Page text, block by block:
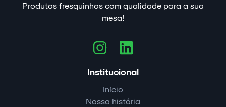
Produtos fresquinhos com qualidade para a sua
mesa!
Institucional
Início
Nossa história